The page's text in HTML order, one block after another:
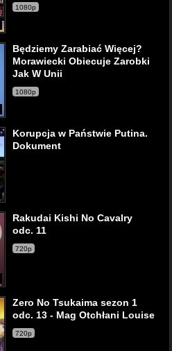
1080p
Będziemy Zarabiać Więcej?
Morawiecki Obiecuje Zarobki
Jak W Unii
1080p
Korupcja w Państwie Putina.
Dokument
Rakudai Kishi No Cavalry
odc. 11
720p
Zero No Tsukaima sezon 1
odc. 13 - Mag Otchłani Louise
720p